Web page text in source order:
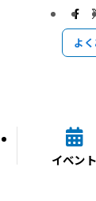
イベント
よ